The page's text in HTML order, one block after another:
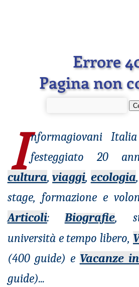
Errore
Pagina non
I nformagiovaniItalia
festeggiato 20
cultura,viaggi, ecologia
stage, formazione e
Articoli: Biografie,
università e tempo libero,
(400 guide) e Vacanze
guide)...